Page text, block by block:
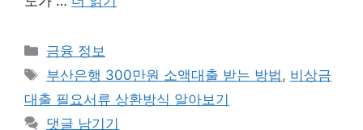
카
테
리
금융 정보
태
그
부산은행 300만원 소액대출 받는 방법, 비상금
대출 필요서류 상환방식 알아보기
댓글 남기기